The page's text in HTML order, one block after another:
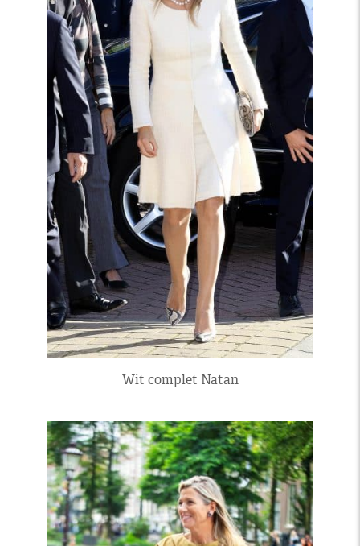
Wit complet Natan